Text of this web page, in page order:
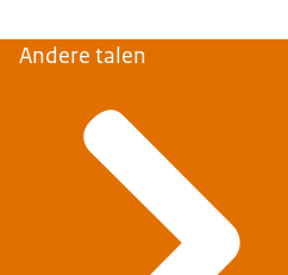
Andere talen